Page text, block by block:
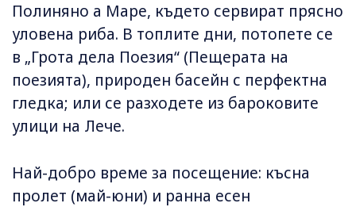
Полиняно а Маре, където сервират прясно
уловена риба. В топлите дни, потопете се
в „Грота дела Поезия“ (Пещерата на
поезията), природен басейн с перфектна
гледка; или се разходете из бароковите
улици на Лече.
Най-добро време за посещение: късна
пролет (май-юни) и ранна есен